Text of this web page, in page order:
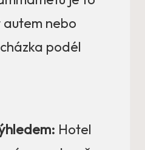
autem nebo
podél
Hotel